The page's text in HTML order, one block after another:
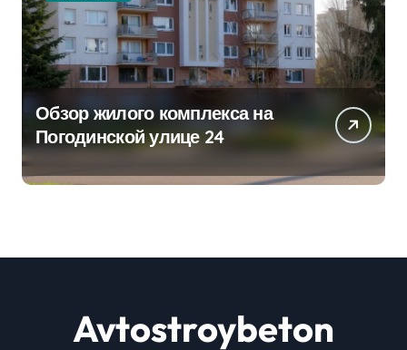
Обзор жилого комплекса на
Погодинской улице 24
Avtostroybeton